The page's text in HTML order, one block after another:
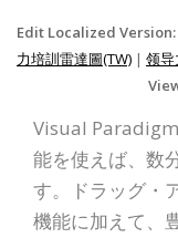
Edit Localized Version:
力培訓雷達圖(TW) | 领导
Visual
能を使えば、数
す。ドラッグ・
機能に加えて、